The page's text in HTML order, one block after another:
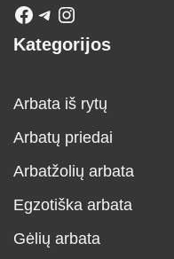
Kategorijos
Arbata iš rytų
Arbatų priedai
Arbatžolių arbata
Egzotiška arbata
Gėlių arbata